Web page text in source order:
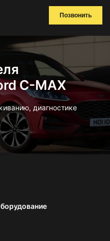
Позвонить
C-MAX
диагностике